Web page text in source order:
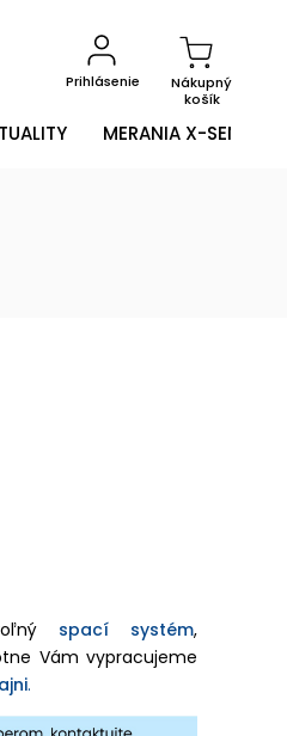
Nákupný
košík
Prihlásenie
MERANIA X-SENSOR
spací systém,
Vám vypracujeme
.